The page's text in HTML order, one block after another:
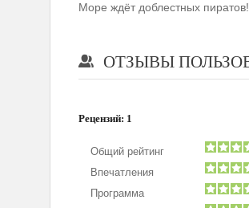
Море ждёт доблестных пиратов!
ОТЗЫВЫ
Рецензий: 1
Общий рейтинг
Впечатления
Программа